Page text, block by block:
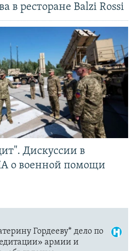
в ресторане Balzi Rossi
Дискуссии в
о военной помощи